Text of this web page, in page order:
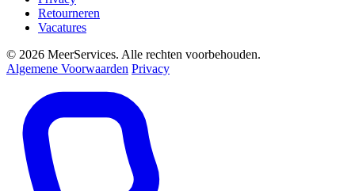
Retourneren
Vacatures
© 2026 MeerServices. Alle rechten voorbehouden.
Algemene Voorwaarden Privacy